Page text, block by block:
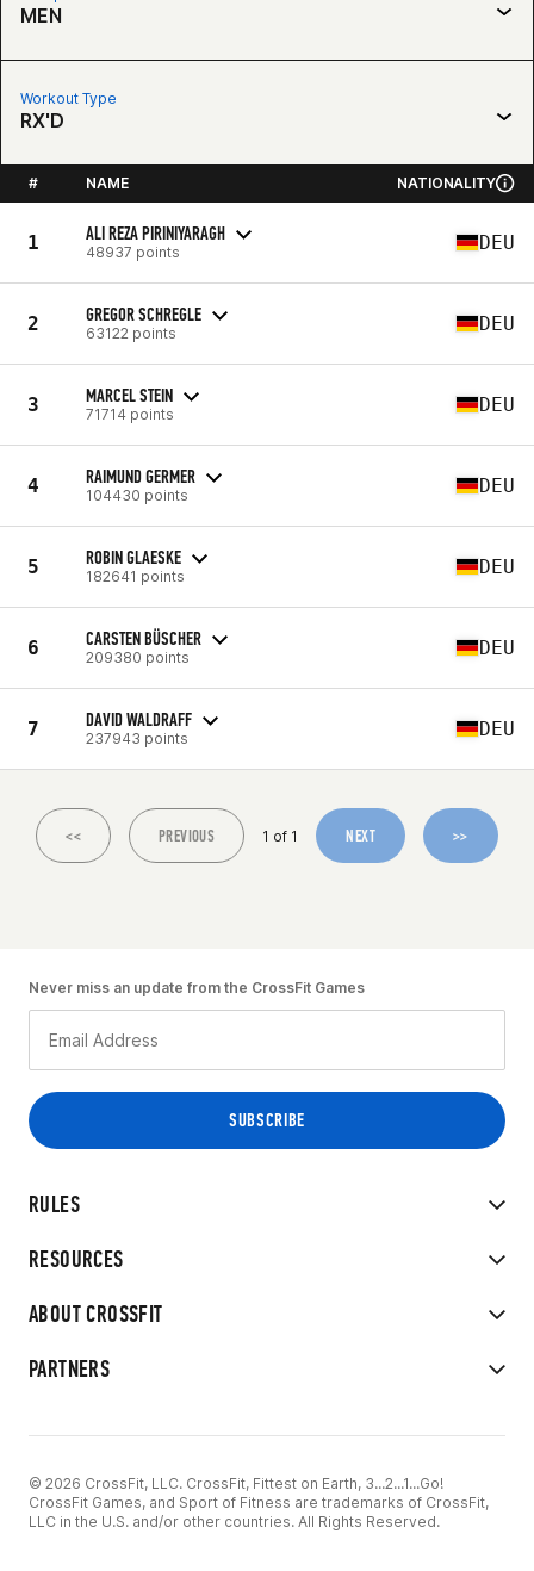
MEN
Workout Type
RX'D
# NAME NATIONALITY
1 ALI REZA PIRINIYARAGH
48937 points DEU
2 GREGOR SCHREGLE
63122 points DEU
3 MARCEL STEIN
71714 points DEU
4 RAIMUND GERMER
104430 points DEU
5 ROBIN GLAESKE
182641 points DEU
6 CARSTEN BÜSCHER
209380 points DEU
7 DAVID WALDRAFF
237943 points DEU
<< PREVIOUS 1 of 1 NEXT >>
RULES
RESOURCES
ABOUT CROSSFIT
PARTNERS
Never miss an update from the CrossFit Games
© 2026 CrossFit, LLC. CrossFit, Fittest on Earth, 3...2...1...Go!
CrossFit Games, and Sport of Fitness are trademarks of CrossFit,
LLC in the U.S. and/or other countries. All Rights Reserved.